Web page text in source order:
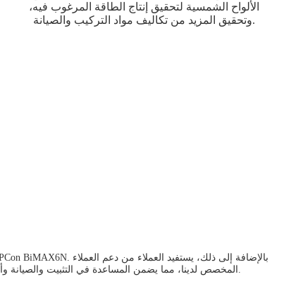
الألواح الشمسية لتحقيق إنتاج الطاقة المرغوب فيه،
وتحقيق المزيد من تكاليف مواد التركيب والصيانة.